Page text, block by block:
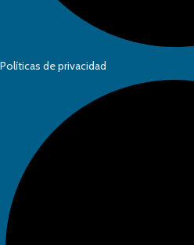
Políticas de privacidad